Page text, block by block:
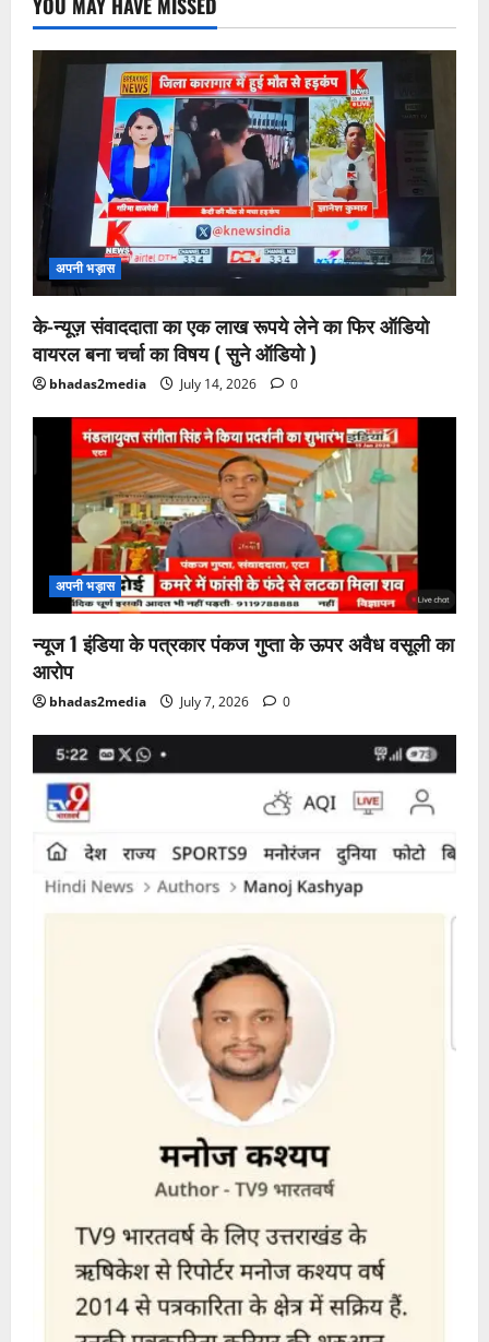
अपनी भड़ास
के-न्यूज़ संवाददाता का एक लाख रूपये लेने का फिर ऑडियो
वायरल बना चर्चा का विषय ( सुने ऑडियो )
bhadas2media July 14, 2026 0
अपनी भड़ास
न्यूज 1 इंडिया के पत्रकार पंकज गुप्ता के ऊपर अवैध वसूली का
आरोप
bhadas2media July 7, 2026 0